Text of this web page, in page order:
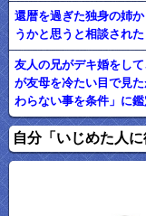
還暦を過ぎた独身の姉
うかと思うと相談された
友人の兄がデキ婚をし
が友母を冷たい目で見
わらない事を条件」に
自分「いじめた人